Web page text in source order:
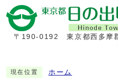
〒190-0192
東京都西多摩
現在位置 ホーム